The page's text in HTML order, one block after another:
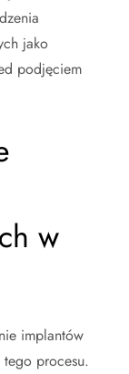
jako
podjęciem
w
implantów
procesu.